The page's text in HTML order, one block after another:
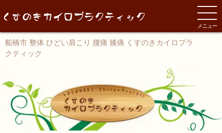
船橋市 整体 ひどい肩こり 腰痛 膝痛 くすのきカイロプラ
クティック
メニュー